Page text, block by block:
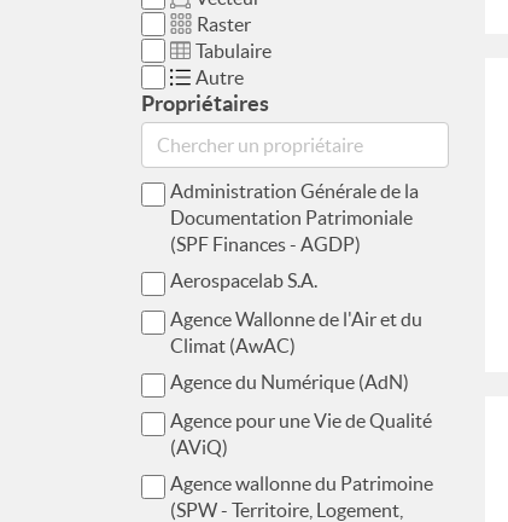
Raster
Tabulaire
Autre
Propriétaires
Administration Générale de la
Documentation Patrimoniale
(SPF Finances - AGDP)
Aerospacelab S.A.
Agence Wallonne de l'Air et du
Climat (AwAC)
Agence du Numérique (AdN)
Agence pour une Vie de Qualité
(AViQ)
Agence wallonne du Patrimoine
(SPW - Territoire, Logement,